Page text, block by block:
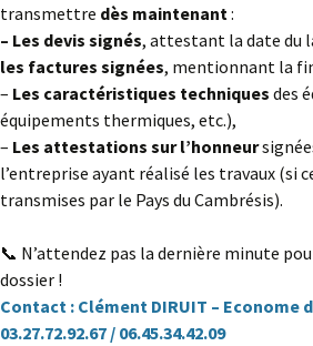
transmettre dès maintenant :
– Les devis signés, attestant la date du
les factures signées, mentionnant la
– Les caractéristiques techniques des
équipements thermiques, etc.),
– Les attestations sur l’honneur
l’entreprise ayant réalisé les travaux (si
transmises par le Pays du Cambrésis).
📞 N’attendez pas la dernière minute
dossier !
Contact : Clément DIRUIT – Econome
03.27.72.92.67 / 06.45.34.42.09